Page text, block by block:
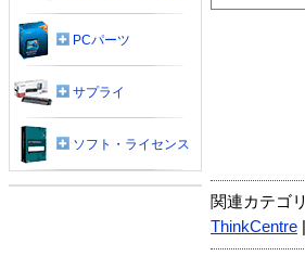
関連カテゴリ
ThinkCentre
PCパーツ
サプライ
ソフト・ライセンス